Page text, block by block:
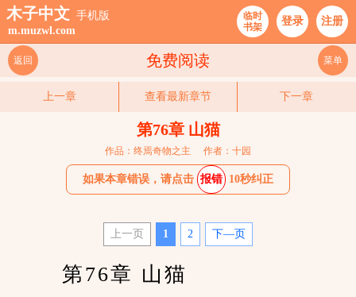
木子中文 手机版
m.muzwl.com
临时
书架
登录 注册
免费阅读
返回 菜单
上一章 查看最新章节 下一章
第76章 山猫
作品：终焉奇物之主 作者：十园
如果本章错误，请点击 报错 10秒纠正
上一页 1 2 下—页
第76章 山猫